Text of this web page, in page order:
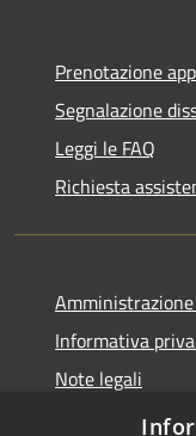
Prenotazione
Segnalazione
Leggi le FAQ
Richiesta
Informativa
Note legali
Dichiarazione di